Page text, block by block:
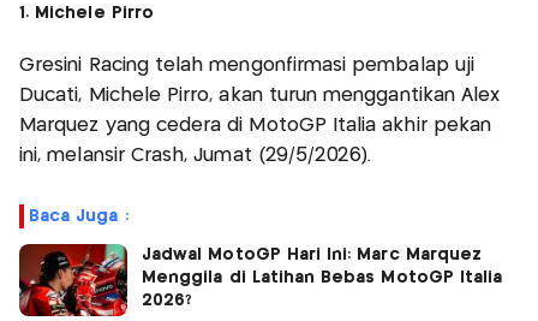
1. Michele Pirro
Gresini Racing telah mengonfirmasi pembalap uji
Ducati, Michele Pirro, akan turun menggantikan Alex
Marquez yang cedera di MotoGP Italia akhir pekan
ini, melansir Crash, Jumat (29/5/2026).
Baca Juga :
Jadwal MotoGP Hari Ini: Marc Marquez
Menggila di Latihan Bebas MotoGP Italia
2026?